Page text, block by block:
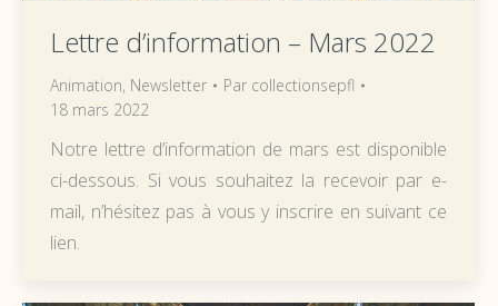
Lettre d’information – Mars 2022
Animation, Newsletter Par collectionsepfl
18 mars 2022
Notre lettre d’information de mars est disponible
ci-dessous. Si vous souhaitez la recevoir par e-
mail, n’hésitez pas à vous y inscrire en suivant ce
lien.